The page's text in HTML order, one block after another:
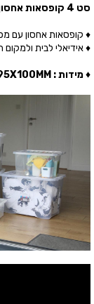
סט 4 קופסאות אחסון - WHAM CRYSTAL 800ML
♦ קופסאות אחסון עם
♦ אידיאלי לבית ולמקום
♦ מידות : 140X95X100MM